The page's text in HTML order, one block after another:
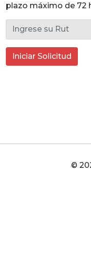
plazo máximo de 72
Iniciar Solicitud
©